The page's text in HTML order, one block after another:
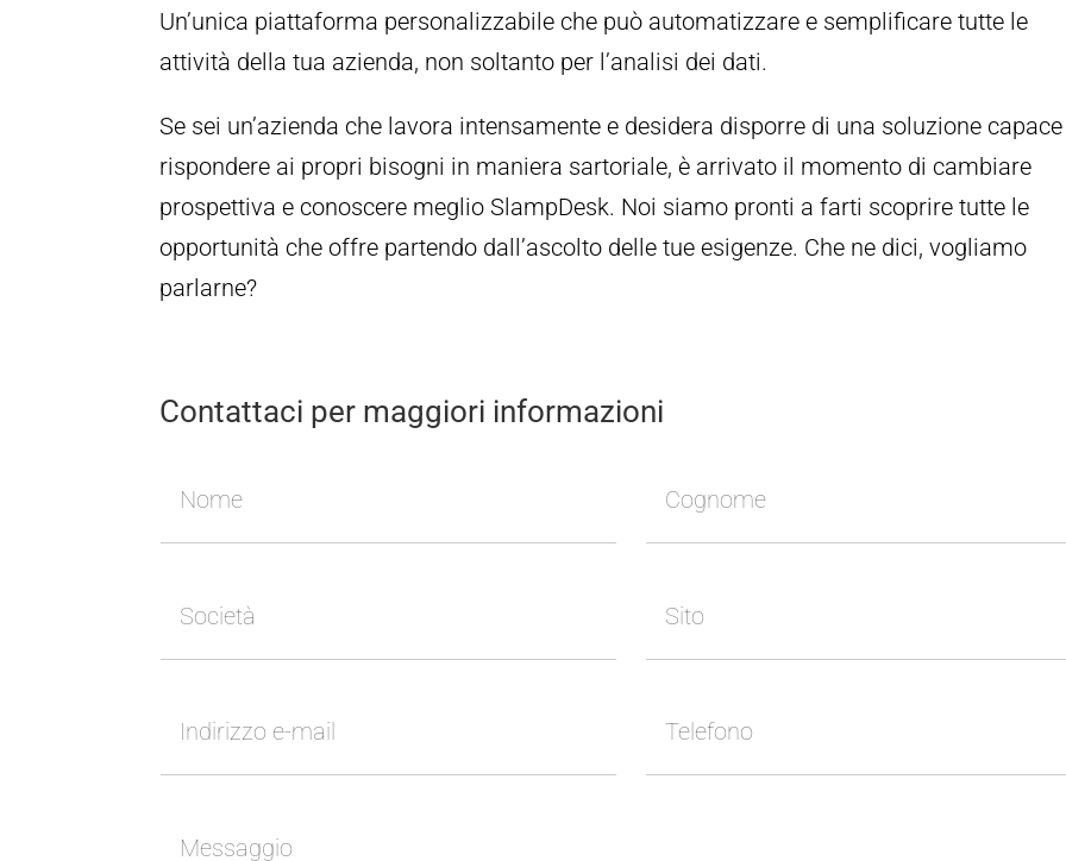
Un’unica piattaforma personalizzabile che può automatizzare e semplificare tutte le
attività della tua azienda, non soltanto per l’analisi dei dati.
Se sei un’azienda che lavora intensamente e desidera disporre di una soluzione
rispondere ai propri bisogni in maniera sartoriale, è arrivato il momento di cambiare
prospettiva e conoscere meglio SlampDesk. Noi siamo pronti a farti scoprire tutte le
opportunità che offre partendo dall’ascolto delle tue esigenze. Che ne dici, vogliamo
parlarne?
Contattaci per maggiori informazioni